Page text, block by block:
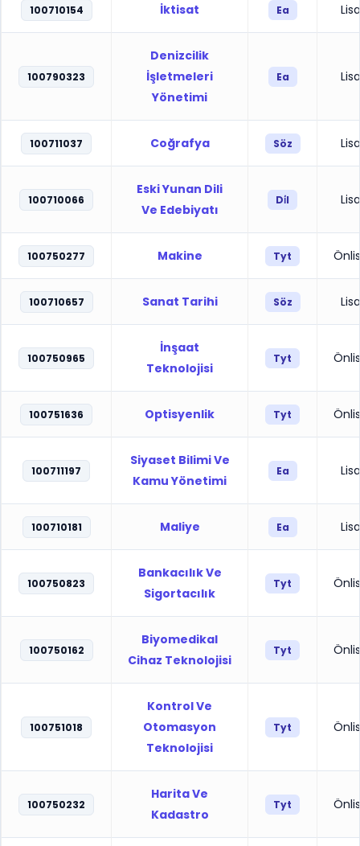
100710154 İktisat Ea
100790323
Denizcilik
İşletmeleri
Yönetimi
Ea
100711037 Coğrafya Söz
100710066
Eski Yunan Dili
Ve Edebiyatı
Di̇l
100750277 Makine Tyt
100710657 Sanat Tarihi Söz
100750965
İnşaat
Teknolojisi
Tyt
100751636 Optisyenlik Tyt
100711197
Siyaset Bilimi Ve
Kamu Yönetimi
Ea
100710181 Maliye Ea
100750823
Bankacılık Ve
Sigortacılık
Tyt
100750162
Biyomedikal
Cihaz Teknolojisi
Tyt
100751018
Kontrol Ve
Otomasyon
Teknolojisi
Tyt
100750232
Harita Ve
Kadastro
Tyt